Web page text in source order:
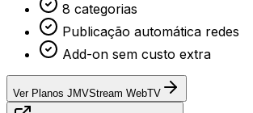
8 categorias
Publicação automática redes
Add-on sem custo extra
Ver Planos JMVStream WebTV